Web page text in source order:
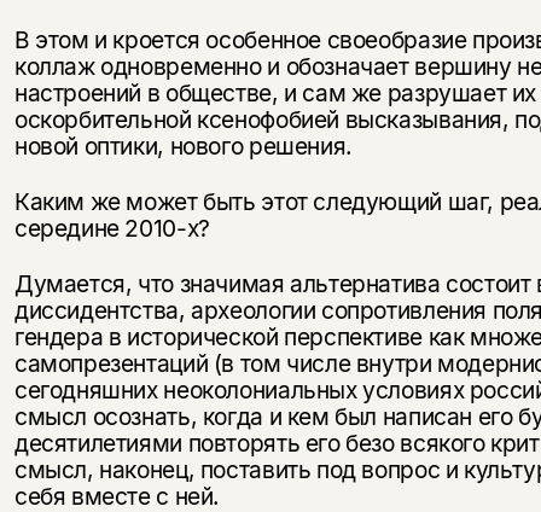
В этом и кроется особенное своеобразие
коллаж одновременно и обозначает вершину
настроений в обществе, и сам же разрушает
оскорбительной ксенофобией высказывания,
новой оптики, нового решения.
Каким же может быть этот следующий шаг,
середине 2010-х?
Думается, что значимая альтернатива состоит
диссидентства, археологии сопротивления
гендера в исторической перспективе как
самопрезентаций (в том числе внутри
сегодняшних неоколониальных условиях
смысл осознать, когда и кем был написан его
десятилетиями повторять его безо всякого
смысл, наконец, поставить под вопрос и
себя вместе с ней.